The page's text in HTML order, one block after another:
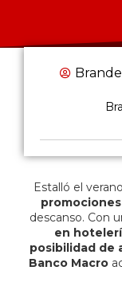
Estalló el
promociones
descanso. Con
en
posibilidad de
Banco Macro